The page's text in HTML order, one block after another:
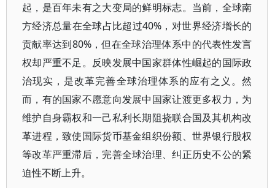
起，是百年未有之大变局的鲜明标志。当前，全球南
方经济总量在全球占比超过40%，对世界经济增长的
贡献率达到80%，但在全球治理体系中的代表性发言
权却严重不足。反映发展中国家群体性崛起的国际政
治现实，是改革完善全球治理体系的应有之义。然
而，有的国家不愿意向发展中国家让渡更多权力，为
维护自身霸权和一己私利长期阻挠联合国及其机构改
革进程，致使国际货币基金组织份额、世界银行股权
等改革严重滞后，完善全球治理、纠正历史不公的紧
迫性不断上升。